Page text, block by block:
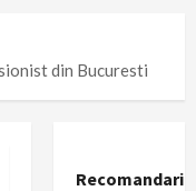
din Bucuresti
Recomandari